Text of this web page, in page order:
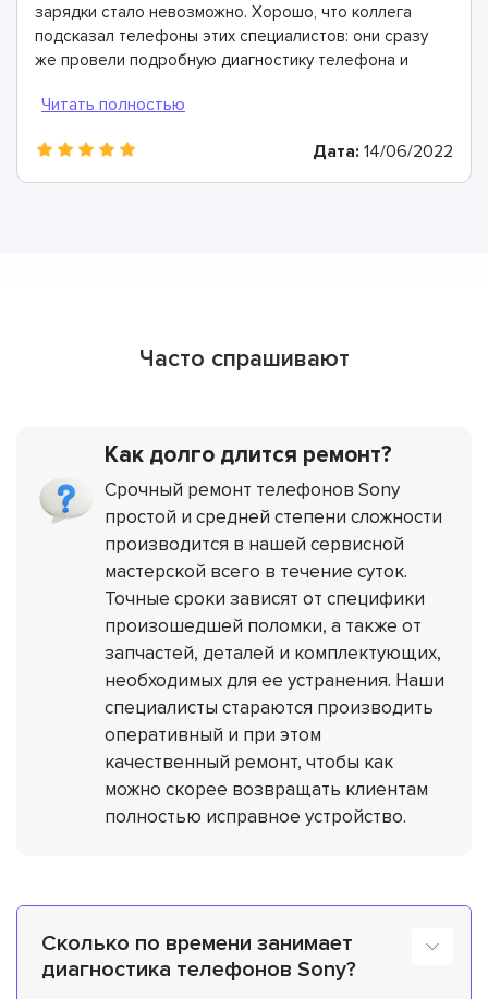
зарядки стало невозможно. Хорошо, что коллега
подсказал телефоны этих специалистов: они сразу
же провели подробную диагностику телефона и
ресурс аккумуляторе. Всего через 40 минут он был
отлично!
Дата: 14/06/2022
Часто спрашивают
Как долго длится ремонт?
Срочный ремонт телефонов Sony
простой и средней степени сложности
производится в нашей сервисной
мастерской всего в течение суток.
Точные сроки зависят от специфики
произошедшей поломки, а также от
запчастей, деталей и комплектующих,
необходимых для ее устранения. Наши
специалисты стараются производить
оперативный и при этом
качественный ремонт, чтобы как
можно скорее возвращать клиентам
полностью исправное устройство.
Сколько по времени занимает
диагностика телефонов Sony?